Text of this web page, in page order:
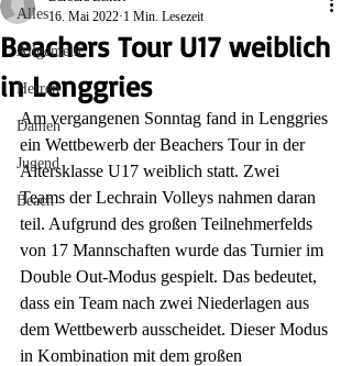
Alles
Allgemein
Herren
Damen
Jugend
Beach
Beachers Tour U17 weiblich
in Lenggries
16. Mai 2022 1 Min. Lesezeit
Am vergangenen Sonntag fand in Lenggries
ein Wettbewerb der Beachers Tour in der
Altersklasse U17 weiblich statt. Zwei
Teams der Lechrain Volleys nahmen daran
teil. Aufgrund des großen Teilnehmerfelds
von 17 Mannschaften wurde das Turnier im
Double Out-Modus gespielt. Das bedeutet,
dass ein Team nach zwei Niederlagen aus
dem Wettbewerb ausscheidet. Dieser Modus
in Kombination mit dem großen